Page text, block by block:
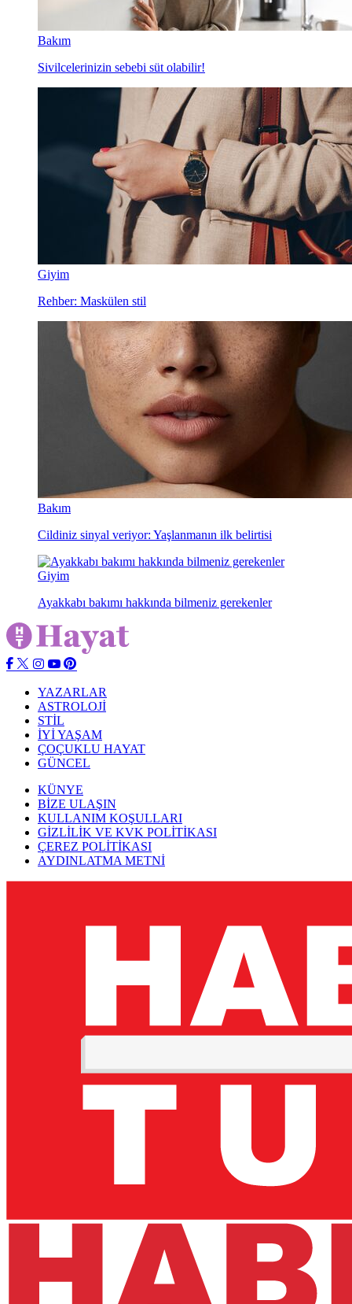
Bakım
Sivilcelerinizin sebebi süt olabilir!
Giyim
Rehber: Maskülen stil
Bakım
Cildiniz sinyal veriyor: Yaşlanmanın ilk belirtisi
Giyim
Ayakkabı bakımı hakkında bilmeniz gerekenler
YAZARLAR
ASTROLOJİ
STİL
İYİ YAŞAM
ÇOÇUKLU HAYAT
GÜNCEL
KÜNYE
BİZE ULAŞIN
KULLANIM KOŞULLARI
GİZLİLİK VE KVK POLİTİKASI
ÇEREZ POLİTİKASI
AYDINLATMA METNİ